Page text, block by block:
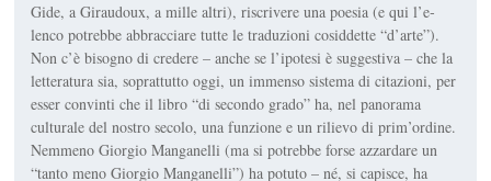
Gide, a Giraudoux, a mille altri), riscrivere una poesia (e qui l’e­
lenco potrebbe abbracciare tut­te le traduzioni cosiddette “d’arte”).
Non c’è bisogno di credere – anche se l’ipotesi è suggestiva – che la
letteratura sia, soprattutto oggi, un immenso sistema di citazioni, per
esser convinti che il libro “di secondo grado” ha, nel panorama
culturale del nostro secolo, una funzione e un rilievo di prim’ordine.
Nemmeno Giorgio Manganelli (ma si potrebbe forse azzardare un
“tanto meno Giorgio Manganelli”) ha potuto – né, si capisce, ha